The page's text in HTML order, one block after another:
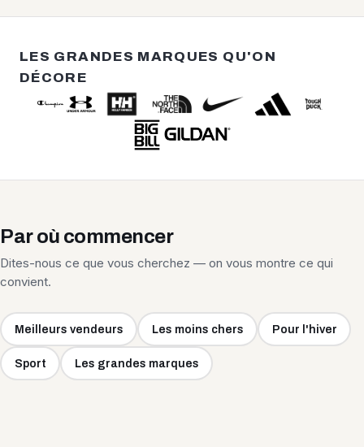
LES GRANDES MARQUES QU'ON
DÉCORE
Par où commencer
Dites-nous ce que vous cherchez — on vous montre ce qui
convient.
Meilleurs vendeurs Les moins chers Pour l'hiver
Sport Les grandes marques